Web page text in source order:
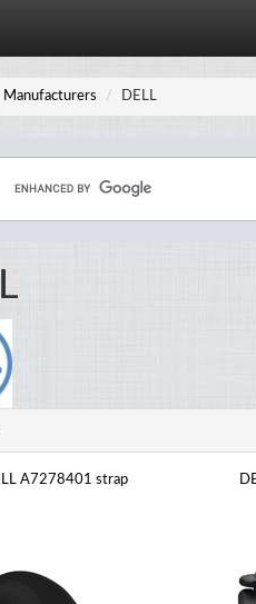
Manufacturers DELL
A7278401 strap